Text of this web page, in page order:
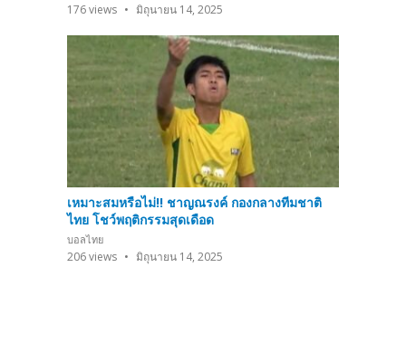
176views มิถุนายน 14, 2025
เหมาะสมหรือไม่!! ชาญณรงค์ กองกลางทีมชาติ
ไทย โชว์พฤติกรรมสุดเดือด
บอลไทย
206views มิถุนายน 14, 2025